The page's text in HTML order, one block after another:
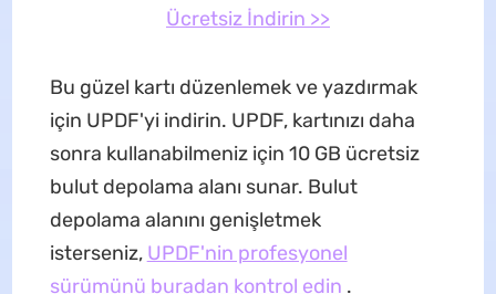
Ücretsiz İndirin >>
Bu güzel kartı düzenlemek ve yazdırmak
için UPDF'yi indirin. UPDF, kartınızı daha
sonra kullanabilmeniz için 10 GB ücretsiz
bulut depolama alanı sunar. Bulut
depolama alanını genişletmek
isterseniz, UPDF'nin profesyonel
sürümünü buradan kontrol edin .